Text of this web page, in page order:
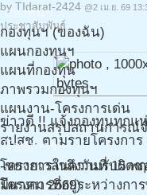
กองทุนฯ
กองทุนฯ (ของฉัน)
แผนกองทุนฯ
แผนที่กองทุน
ภาพรวมกองทุนฯ
แผนงาน-โครงการเด่น
รายงานสรุปสถานการณ์
โครงการ
โครงการในความรับผิด
โครงการที่อยู่ระหว่างกา
by TIdarat-2424 @2 เม.ย. 69
ประชาสัมพันธ์
ข่าวดี !! แจ้งกองทุนทุกแห่
สปสช. ตามรายโครงการ
-ขยายเวลาถึงวันที่ 15 พ
มีนาคม 2569)